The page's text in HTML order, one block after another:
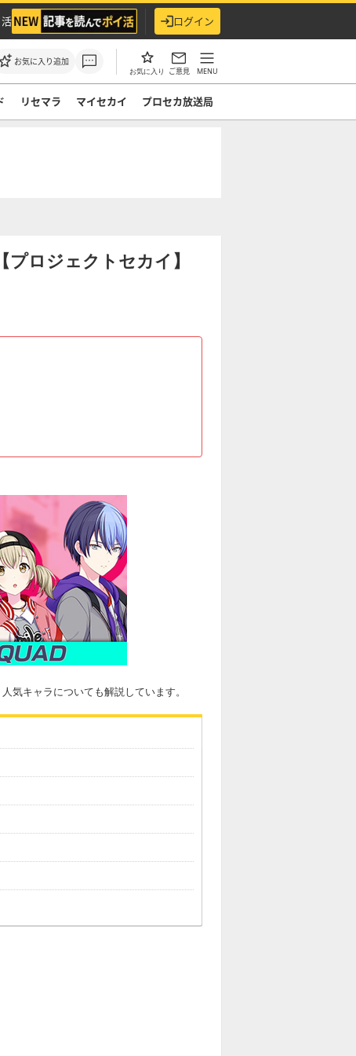
ログイン
お気に入り追加
お気に入り ご意見 MENU
リセマラ マイセカイ プロセカ放送局
プロジェクトセカイ】
気キャラについても解説しています。